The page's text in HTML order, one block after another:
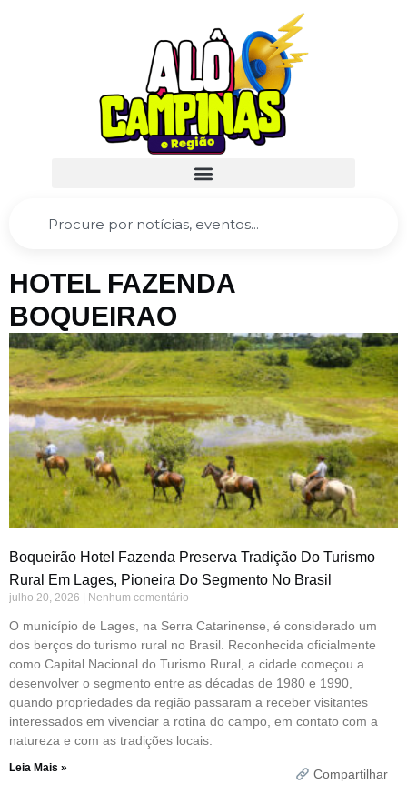
HOTEL FAZENDA
BOQUEIRAO
Boqueirão Hotel Fazenda Preserva Tradição Do Turismo
Rural Em Lages, Pioneira Do Segmento No Brasil
julho 20, 2026 Nenhum comentário
O município de Lages, na Serra Catarinense, é considerado um
dos berços do turismo rural no Brasil. Reconhecida oficialmente
como Capital Nacional do Turismo Rural, a cidade começou a
desenvolver o segmento entre as décadas de 1980 e 1990,
quando propriedades da região passaram a receber visitantes
interessados em vivenciar a rotina do campo, em contato com a
natureza e com as tradições locais.
Leia Mais » Compartilhar